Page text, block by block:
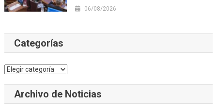
06/08/2026
Categorías
Categorías
Archivo de Noticias